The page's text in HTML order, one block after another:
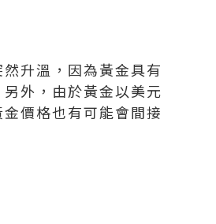
升溫，因為黃金具有
外，由於黃金以美元
價格也有可能會間接